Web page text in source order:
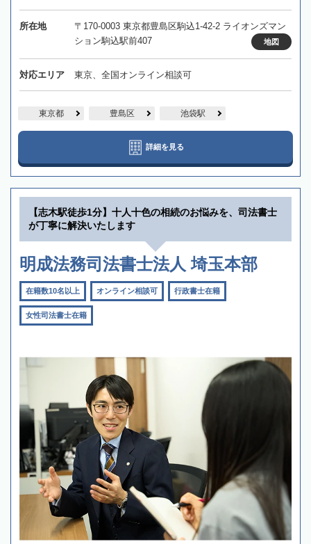
所在地
〒170-0003 東京都豊島区駒込1-42-2 ライオンズマン
ション駒込駅前407
地図
対応エリア 東京、全国オンライン相談可
東京都 豊島区 池袋駅
詳細を見る
【志木駅徒歩1分】十人十色の相続のお悩みを、司法書士
が丁寧に解決いたします
明成法務司法書士法人 埼玉本部
在籍数10名以上 オンライン相談可 行政書士在籍
女性司法書士在籍